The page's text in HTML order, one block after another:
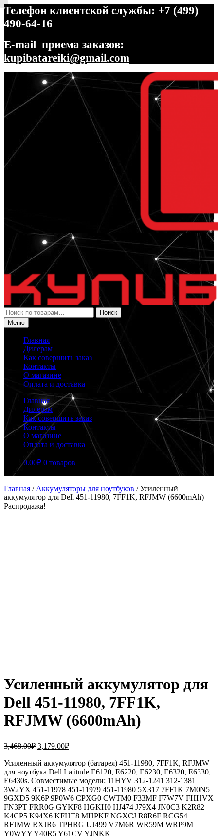
Телефон клиентской службы: +7 (499)
490-64-16
E-mail приема заказов:
kupibatareiki@gmail.com
Перейти
навигации
Перейти
содержимому
Искать:
Поиск
Меню
Главная
Дилерам
Как совершить заказ
Контакты
О магазине
Оплата и доставка
Главная
Дилерам
Как совершить заказ
Контакты
О магазине
Оплата и доставка
0.00₽ 0 товаров
Главная / Аккумуляторы для ноутбуков /Усиленный
аккумулятор для Dell 451-11980, 7FF1K, RFJMW (6600mAh)
Распродажа!
Усиленный аккумулятор для
Dell 451-11980, 7FF1K,
RFJMW (6600mAh)
3,468.00₽ Первоначальная
составляла
3,468.00₽.
3,179.00₽Текущая
3,179.00₽.
Усиленный аккумулятор (батарея) 451-11980, 7FF1K, RFJMW
для ноутбука Dell Latitude E6120, E6220, E6230, E6320, E6330,
E6430s. Совместимые модели: 11HYV 312-1241 312-1381
3W2YX 451-11978 451-11979 451-11980 5X317 7FF1K 7M0N5
9GXD5 9K6P 9P0W6 CPXG0 CWTM0 F33MF F7W7V FHHVX
FN3PT FRR0G GYKF8 HGKH0 HJ474 J79X4 JN0C3 K2R82
K4CP5 K94X6 KFHT8 MHPKF NGXCJ R8R6F RCG54
RFJMW RXJR6 TPHRG UJ499 V7M6R WR59M WRP9M
Y0WYY Y40R5 Y61CV YJNKK